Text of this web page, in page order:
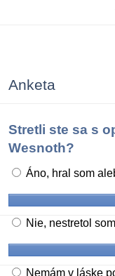
Anketa
Stretli ste sa s
Wesnoth?
Áno, hral som
Nie, nestretol
Nemám v láske